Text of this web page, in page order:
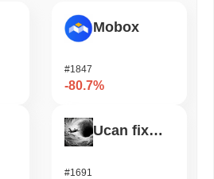
Mobox
#1847
-80.7%
Ucan fix life in1day
#1691